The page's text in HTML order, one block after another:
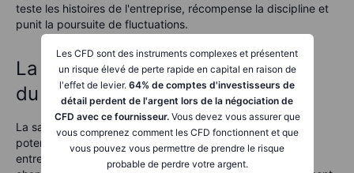
Les CFD sont des instruments complexes et présentent
un risque élevé de perte rapide en capital en raison de
l'effet de levier. 64% de comptes d'investisseurs de
détail perdent de l'argent lors de la négociation de
CFD avec ce fournisseur.Vous devez vous assurer que
vous comprenez comment les CFD fonctionnent et que
vous pouvez vous permettre de prendre le risque
probable de perdre votre argent.
teste les histoires de l'entreprise, récompense la discipline et
punit la poursuite de fluctuations.
La saison des résultats : Le bilan
du marché
La saison des bénéfices est le bilan du marché. Elle peut
potentiellement mettre à l'épreuve les histoires des
entreprises, secouer les prix des actions ou signaler des